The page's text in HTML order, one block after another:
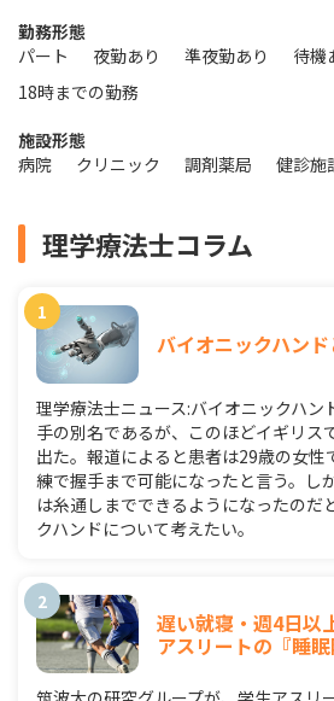
勤務形態
パート
夜勤あり 準夜勤あり 待機
18時までの勤務
施設形態
病院
クリニック 調剤薬局 健診施
理学療法士コラム
バイオニックハンド
理学療法士ニュース:バイオニックハン
手の別名であるが、このほどイギリス
出た。報道によると患者は29歳の女性
練で握手まで可能になったと言う。し
は糸通しまでできるようになったのだ
クハンドについて考えたい。
遅い就寝・週4日以
アスリートの『睡眠